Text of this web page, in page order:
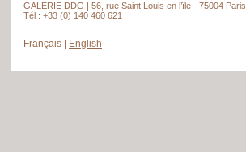
GALERIE DDG | 56, rue Saint Louis en l’île - 75004 Paris
Tél : +33 (0) 140 460 621
Français English